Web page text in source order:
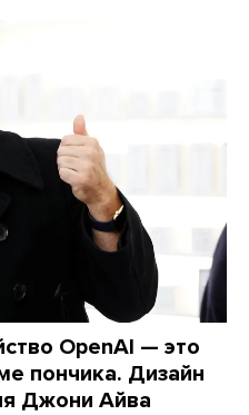
OpenAI — это
пончика. Дизайн
Джони Айва